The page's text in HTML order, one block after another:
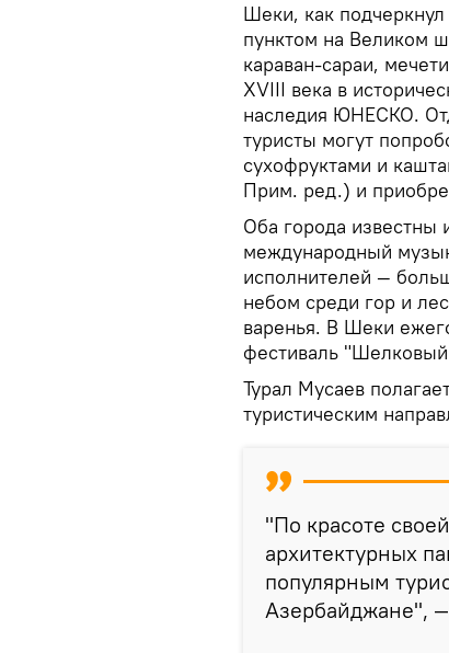
Шеки, как
пунктом на Великом
караван‑сараи,
XVIII века в
наследия ЮНЕСКО.
туристы могут
сухофруктами и
Прим. ред.) и
Оба города известны
международный
исполнителей —
небом среди гор и
варенья. В Шеки
фестиваль
Турал Мусаев
туристическим
"По красоте
архитектурных
популярным
Азербайджане", —